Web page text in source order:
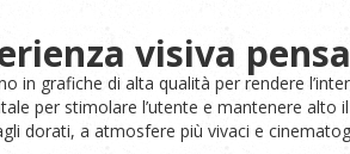
visiva
in grafiche di alta qualità per rendere
per stimolare l’utente e mantenere
dorati, a atmosfere più vivaci e